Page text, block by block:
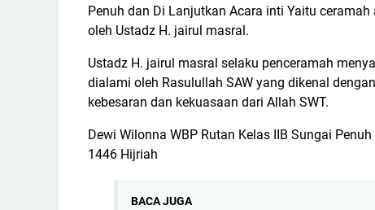
Penuh dan Di Lanjutkan Acara inti Yaitu
oleh Ustadz H. jairul masral.
Ustadz H. jairul masral selaku penceramah
dialami oleh Rasulullah SAW yang dikenal
kebesaran dan kekuasaan dari Allah SWT.
Dewi Wilonna WBP Rutan Kelas IIB Sungai
1446 Hijriah
BACA JUGA